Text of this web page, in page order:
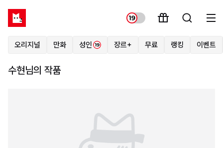
오리지널 만화 성인 장르+ 무료 랭킹 이벤트
수현님의 작품